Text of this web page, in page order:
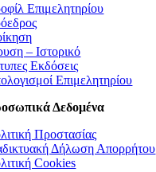
Επιμελητηρίου
– Ιστορικό
Εκδόσεις
Επιμελητηρίου
Δεδομένα
Προστασίας
Δήλωση Απορρήτου
Cookies